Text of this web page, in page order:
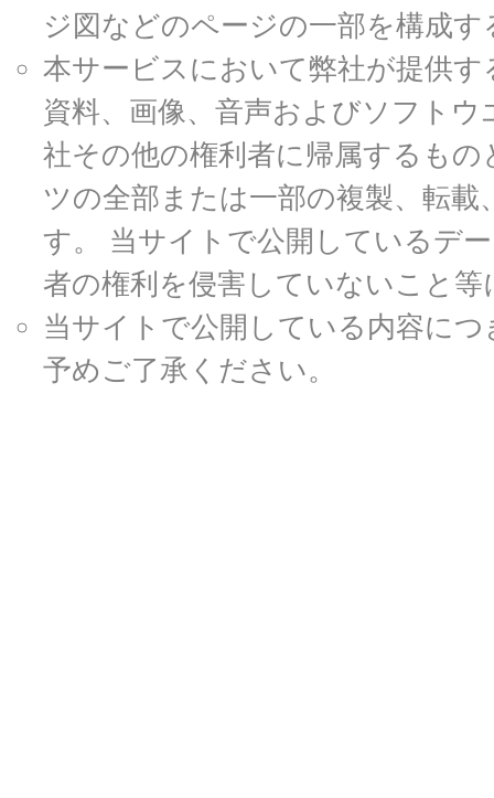
ジ図などのページの一部を構成
本サービスにおいて弊社が提供
資料、画像、音声およびソフト
社その他の権利者に帰属するも
ツの全部または一部の複製、転
す。 当サイトで公開しているデ
者の権利を侵害していないこと
当サイトで公開している内容に
予めご了承ください。